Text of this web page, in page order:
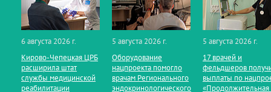
6 августа 2026 г.
Кирово‑Чепецкая ЦРБ
расширила штат
службы медицинской
реабилитации
5 августа 2026 г.
Оборудование
нацпроекта помогло
врачам Регионального
эндокринологического
5 августа 2026 г.
17 врачей и
фельдшеров
выплаты по
«Продолжительная